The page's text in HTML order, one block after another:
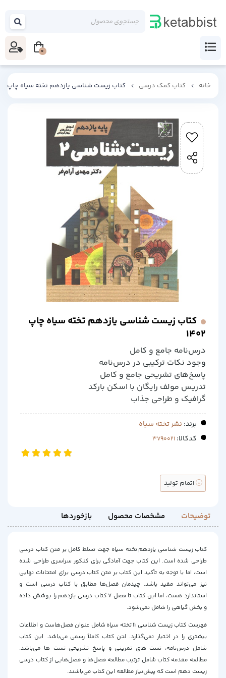
خانه کتاب کمک درسی کتاب زیست شناسی یازدهم تخته سیاه چاپ 1402
کتاب زیست شناسی یازدهم تخته سیاه چاپ
1402
درس‌نامه جامع و کامل
وجود نکات ترکیبی در درس‌نامه
پاسخ‌های تشریحی جامع و کامل
تدریس مولف رایگان با اسکن بارکد
گرافیک و طراحی جذاب
برند: نشر تخته سیاه
کدکالا:
اتمام تولید
توضیحات مشخصات محصول بازخوردها
کتاب زیست شناسی یازدهم تخته سیاه جهت تسلط کامل بر متن کتاب درسی
طراحی شده است. این کتاب جهت آمادگی برای کنکور سراسری طراحی شده
است، اما با توجه به تأکید این کتاب بر متن کتاب درسی برای امتحانات نهایی
نیز می‌تواند مفید باشد. چیدمان فصل‌ها مطابق با کتاب درسی است و
استاندارد هست، اما این کتاب تا فصل 7 کتاب درسی یازدهم را پوشش داده
و بخش گیاهی را شامل نمی‌شود.
فهرست کتاب زیست شناسی 11 تخته سیاه شامل عنوان فصل‌هاست و اطلاعات
بیشتری را در اختیار نمی‌گذارد. لحن کتاب کاملاً رسمی می‌باشد. این کتاب
شامل درس‌نامه، تست های تمرینی و پاسخ تشریحی تست ها می‌باشد.
مطالعه مقدمه کتاب شامل ترتیب مطالعه فصل‌ها و فصل‌هایی از کتاب درسی
زیست دهم است که پیش‌نیاز مطالعه این کتاب می‌باشند.
0